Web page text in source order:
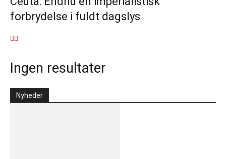
forbrydelse i fuldt dagslys
Ingen resultater
Nyheder